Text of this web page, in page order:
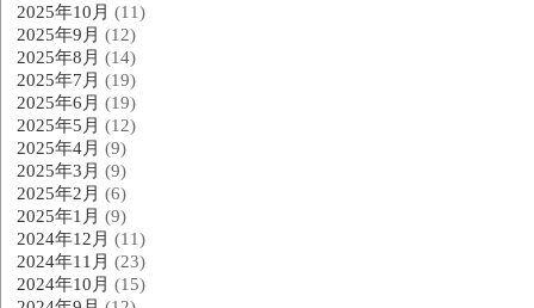
2025年10月 (11)
2025年9月 (12)
2025年8月 (14)
2025年7月 (19)
2025年6月 (19)
2025年5月 (12)
2025年4月 (9)
2025年3月 (9)
2025年2月 (6)
2025年1月 (9)
2024年12月 (11)
2024年11月 (23)
2024年10月 (15)